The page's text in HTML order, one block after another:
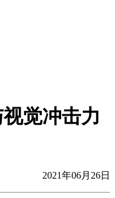
觉冲击力
2021年06月26日